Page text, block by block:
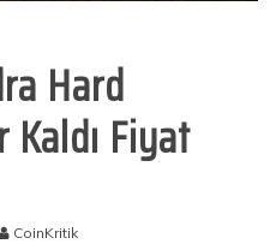
Hard
Kaldı Fiyat
CoinKritik